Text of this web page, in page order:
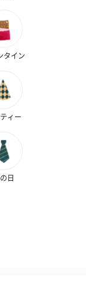
タイン
ィー
日